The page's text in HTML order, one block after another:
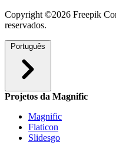
Copyright ©2026 Freepik
reservados.
Português
Projetos da Magnific
Magnific
Flaticon
Slidesgo